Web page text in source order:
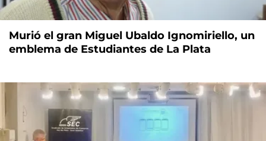
Murió el gran Miguel Ubaldo Ignomiriello, un
emblema de Estudiantes de La Plata